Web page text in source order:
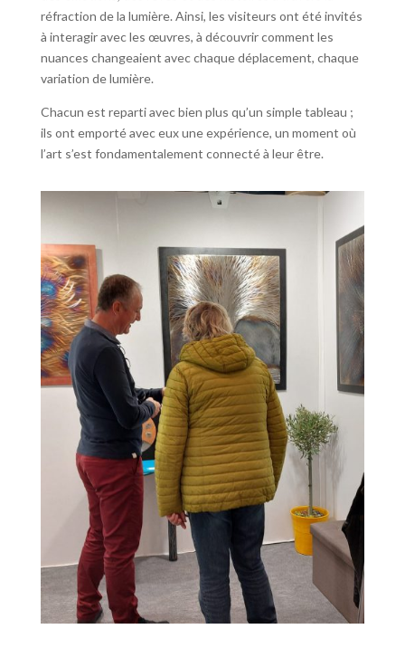
réfraction de la lumière. Ainsi, les visiteurs ont été invités
à interagir avec les œuvres, à découvrir comment les
nuances changeaient avec chaque déplacement, chaque
variation de lumière.
Chacun est reparti avec bien plus qu’un simple tableau ;
ils ont emporté avec eux une expérience, un moment où
l’art s’est fondamentalement connecté à leur être.